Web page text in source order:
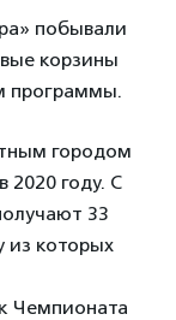
побывали
корзины
программы.
городом
2020 году. С
33
из которых
Чемпионата